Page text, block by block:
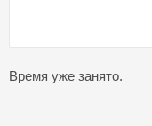
Время уже занято.